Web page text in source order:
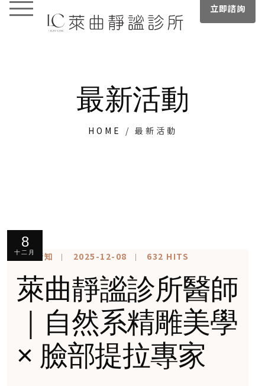
立即諮詢
最新活動
HOME / 最新活動
8
十二月
醫美新知 2025-12-08 632 HITS
萊曲靜謐診所醫師
｜自然系精雕美學
× 臉部提拉專家